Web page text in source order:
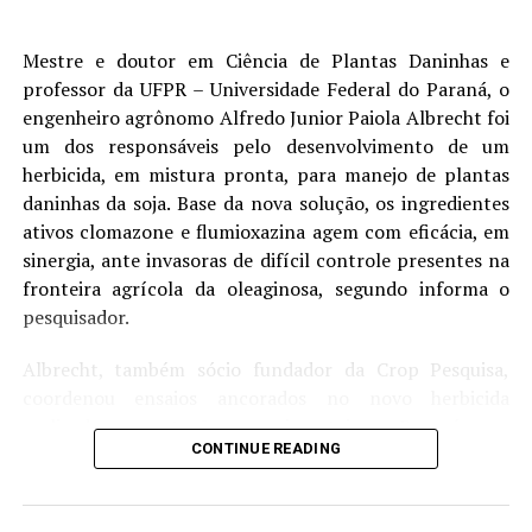
asiáticos ouvidos pela Reuters. As compras ampliam a
sequência de negócios antes da visita esperada do
presidente chinês, Xi Jinping, aos Estados Unidos no
próximo mês.
Segundo operadores, a estatal Sinograin comprou entre
10 e 15 cargas na quarta-feira. Pelo menos 10 delas
possuem embarques programados para outubro e
novembro.
Até o momento, a China já comprou cerca de 6 milhões
As exportações semanais norte-americanas ficaram
Mestre e doutor em Ciência de Plantas Daninhas e
professor da UFPR – Universidade Federal do Paraná, o
engenheiro agrônomo Alfredo Junior Paiola Albrecht foi
um dos responsáveis pelo desenvolvimento de um
herbicida, em mistura pronta, para manejo de plantas
daninhas da soja. Base da nova solução, os ingredientes
ativos clomazone e flumioxazina agem com eficácia, em
sinergia, ante invasoras de difícil controle presentes na
fronteira agrícola da oleaginosa, segundo informa o
pesquisador.
Albrecht, também sócio fundador da Crop Pesquisa,
realizados em estações experimentais no Paraná e no
Mato Grosso, com objetivo de avaliar o desempenho
produção de soja.
CONTINUE READING